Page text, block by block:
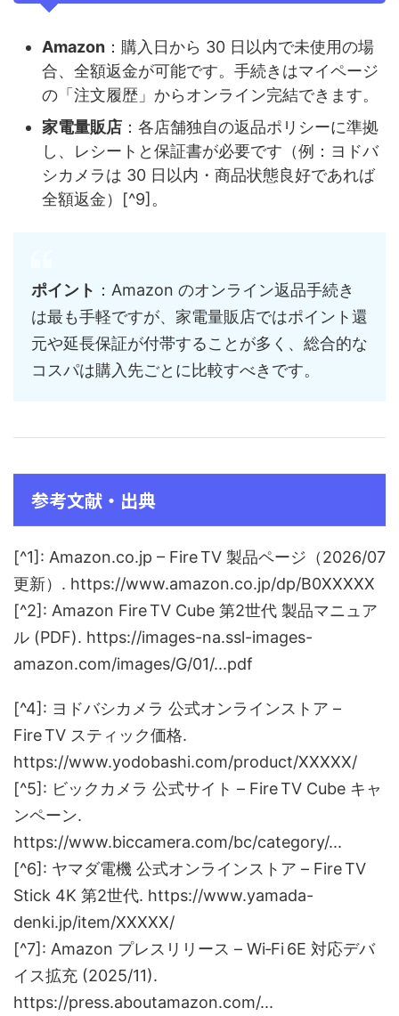
Amazon ：購入日から 30 日以内で未使用の場
合、全額返金が可能です。手続きはマイページ
の「注文履歴」からオンライン完結できます。
家電量販店 ：各店舗独自の返品ポリシーに準拠
し、レシートと保証書が必要です（例：ヨドバ
シカメラは 30 日以内・商品状態良好であれば
全額返金）[^9]。
ポイント ：Amazon のオンライン返品手続き
は最も手軽ですが、家電量販店ではポイント還
元や延長保証が付帯することが多く、総合的な
コスパは購入先ごとに比較すべきです。
参考文献・出典
[^1]: Amazon.co.jp – Fire TV 製品ページ（2026/07
更新）. https://www.amazon.co.jp/dp/B0XXXXX
[^2]: Amazon Fire TV Cube 第2世代 製品マニュア
ル (PDF). https://images-na.ssl-images-
amazon.com/images/G/01/...pdf
[^4]: ヨドバシカメラ 公式オンラインストア –
Fire TV スティック価格.
https://www.yodobashi.com/product/XXXXX/
[^5]: ビックカメラ 公式サイト – Fire TV Cube キャ
ンペーン.
https://www.biccamera.com/bc/category/...
[^6]: ヤマダ電機 公式オンラインストア – Fire TV
Stick 4K 第2世代. https://www.yamada-
denki.jp/item/XXXXX/
[^7]: Amazon プレスリリース – Wi‑Fi 6E 対応デバ
イス拡充 (2025/11).
https://press.aboutamazon.com/...